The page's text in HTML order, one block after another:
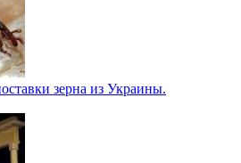
зерна из Украины.